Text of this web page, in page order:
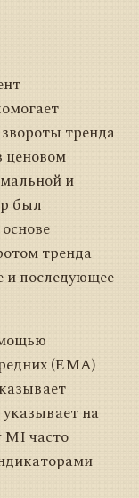
тренда
ценовом
и
был
тренда
и последующее
(EMA)
на
MI часто